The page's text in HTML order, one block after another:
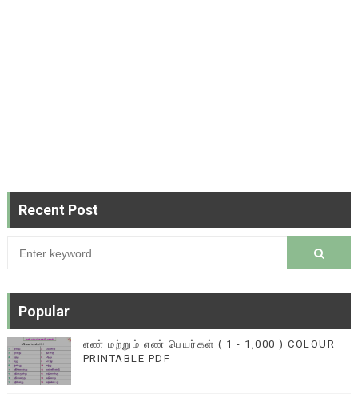
Recent Post
Popular
எண் மற்றும் எண் பெயர்கள் ( 1 - 1,000 ) COLOUR
PRINTABLE PDF